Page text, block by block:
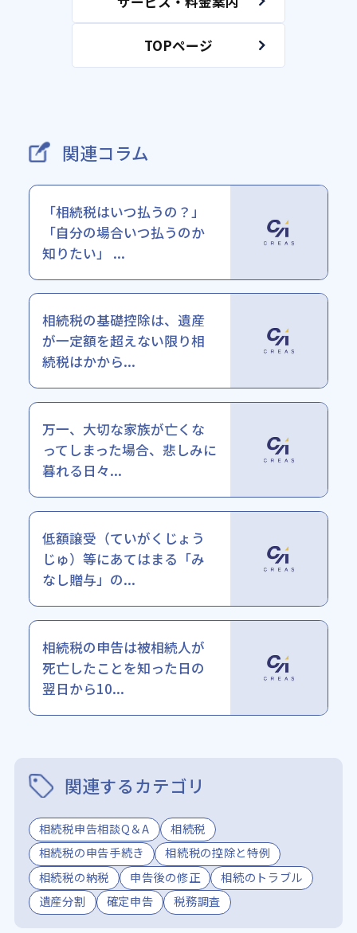
TOPページ
関連コラム
「相続税はいつ払うの？」
「自分の場合いつ払うのか
知りたい」 ...
相続税の基礎控除は、遺産
が一定額を超えない限り相
続税はかから...
万一、大切な家族が亡くな
ってしまった場合、悲しみに
暮れる日々...
低額譲受（ていがくじょう
じゅ）等にあてはまる「み
なし贈与」の...
相続税の申告は被相続人が
死亡したことを知った日の
翌日から10...
関連するカテゴリ
相続税申告相談Q＆A
相続税
相続税の申告手続き
相続税の控除と特例
相続税の納税
申告後の修正
相続のトラブル
遺産分割
確定申告 税務調査